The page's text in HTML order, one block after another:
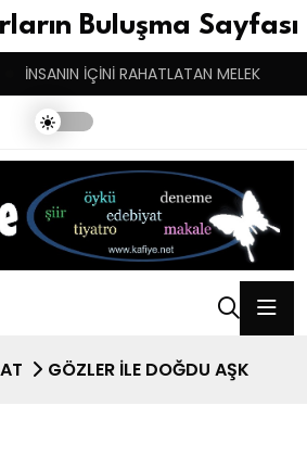
Buluşma Sayfası
İNSANIN İÇİNİ RAHATLATAN MELEK
GÖZLER İLE DOĞDU AŞK